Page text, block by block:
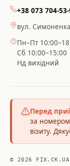
+38 073 704-
вул.
Пн–Пт
Сб 10:00–15:00
Нд вихідний
Перед
за
візиту.
© 2026